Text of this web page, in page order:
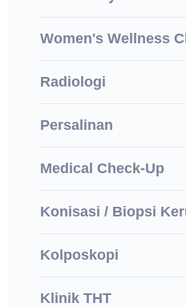
Women's Wellness
Radiologi
Persalinan
Medical Check-Up
Konisasi / Biopsi
Kolposkopi
Klinik THT